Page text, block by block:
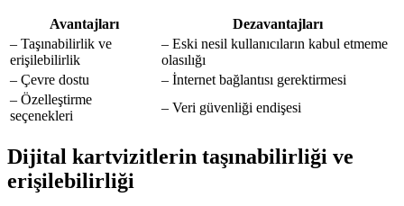
Avantajları
Dezavantajları
– Taşınabilirlik ve
erişilebilirlik
– Eski nesil kullanıcıların kabul etmeme
olasılığı
– Çevre dostu
– İnternet bağlantısı gerektirmesi
– Özelleştirme
seçenekleri
– Veri güvenliği endişesi
Dijital kartvizitlerin taşınabilirliği ve
erişilebilirliği